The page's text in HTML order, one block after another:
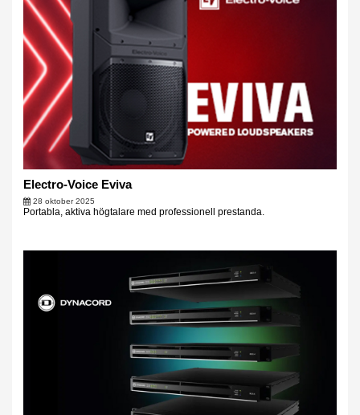
Electro-Voice Eviva
28 oktober 2025
Portabla, aktiva högtalare med professionell prestanda.